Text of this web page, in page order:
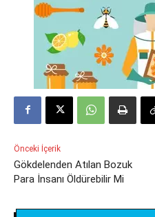
Önceki İçerik
Gökdelenden Atılan Bozuk
Para İnsanı Öldürebilir Mi